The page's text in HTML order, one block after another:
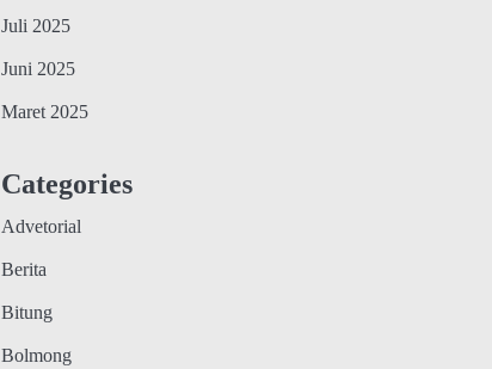
Juli 2025
Juni 2025
Maret 2025
Categories
Advetorial
Berita
Bitung
Bolmong